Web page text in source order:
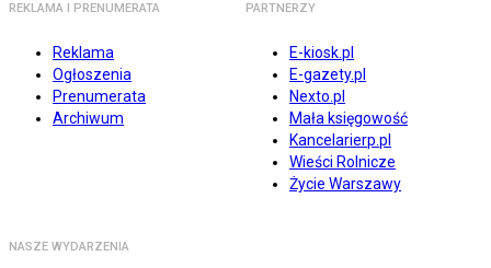
REKLAMA I PRENUMERATA
Reklama
Ogłoszenia
Prenumerata
Archiwum
PARTNERZY
E-kiosk.pl
E-gazety.pl
Nexto.pl
Mała księgowość
Kancelarierp.pl
Wieści Rolnicze
Życie Warszawy
NASZE WYDARZENIA